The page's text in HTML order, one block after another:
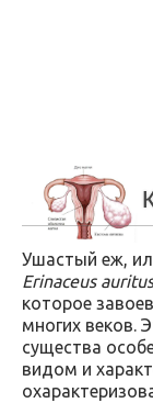
Ушастый еж,
Erinaceus auritus
которое
многих веков.
существа
видом и